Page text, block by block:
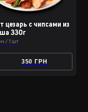
цезарь с чипсами из
330г
/ 1 шт
350 ГРН